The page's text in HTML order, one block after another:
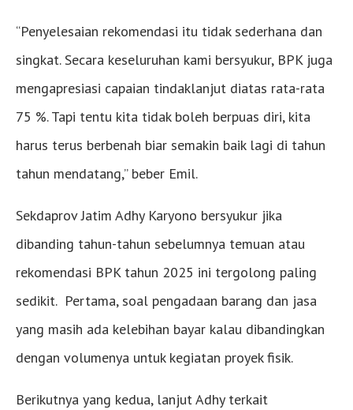
“Penyelesaian rekomendasi itu tidak sederhana dan
singkat. Secara keseluruhan kami bersyukur, BPK juga
mengapresiasi capaian tindaklanjut diatas rata-rata
75 %. Tapi tentu kita tidak boleh berpuas diri, kita
harus terus berbenah biar semakin baik lagi di tahun
tahun mendatang,” beber Emil.
Sekdaprov Jatim Adhy Karyono bersyukur jika
dibanding tahun-tahun sebelumnya temuan atau
rekomendasi BPK tahun 2025 ini tergolong paling
sedikit. Pertama, soal pengadaan barang dan jasa
yang masih ada kelebihan bayar kalau dibandingkan
dengan volumenya untuk kegiatan proyek fisik.
Berikutnya yang kedua, lanjut Adhy terkait